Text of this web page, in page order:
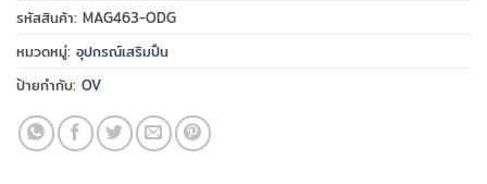
รหัสสินค้า: MAG463-ODG
หมวดหมู่: อุปกรณ์เสริมปืน
ป้ายกำกับ: OV